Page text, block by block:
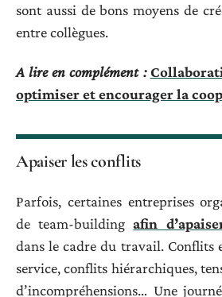
sont aussi de bons moyens de
entre collègues.
A lire en complément :
optimiser et encourager la
Apaiser les conflits
Parfois, certaines entreprises
de team-buildingafin
dans le cadre du travail. Conflits
service, conflits hiérarchiques,
d’incompréhensions… Une